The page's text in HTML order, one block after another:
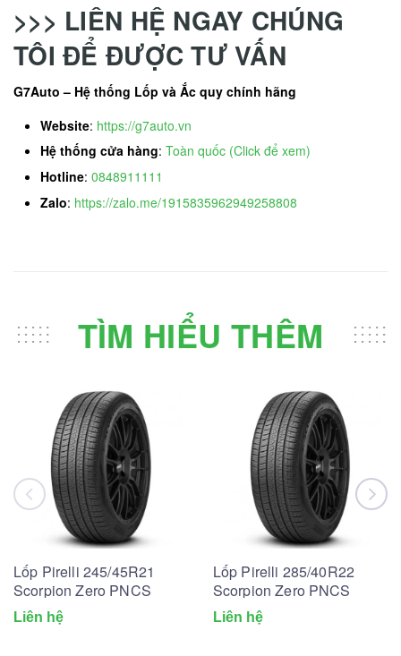
>>> LIÊN HỆ NGAY CHÚNG
TÔI ĐỂ ĐƯỢC TƯ VẤN
G7Auto – Hệ thống Lốp và Ắc quy chính hãng
Website: https://g7auto.vn
Hệ thống cửa hàng: Toàn quốc (Click để xem)
Hotline: 0848911111
Zalo: https://zalo.me/1915835962949258808
TÌM HIỂU THÊM
Lốp Pirelli 245/45R21
Scorpion Zero PNCS
Liên hệ
Lốp Pirelli 285/40R22
Scorpion Zero PNCS
Liên hệ